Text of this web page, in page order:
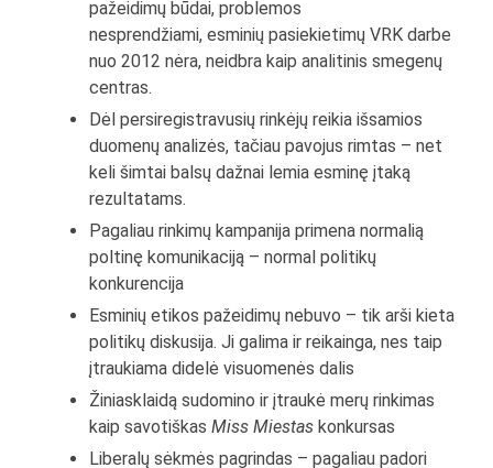
pažeidimų būdai, problemos
nesprendžiami, esminių pasiekietimų VRK darbe
nuo 2012 nėra, neidbra kaip analitinis smegenų
centras.
Dėl persiregistravusių rinkėjų reikia išsamios
duomenų analizės, tačiau pavojus rimtas – net
keli šimtai balsų dažnai lemia esminę įtaką
rezultatams.
Pagaliau rinkimų kampanija primena normalią
poltinę komunikaciją – normal politikų
konkurencija
Esminių etikos pažeidimų nebuvo – tik arši kieta
politikų diskusija. Ji galima ir reikainga, nes taip
įtraukiama didelė visuomenės dalis
Žiniasklaidą sudomino ir įtraukė merų rinkimas
kaip savotiškasMiss Miestas konkursas
Liberalų sėkmės pagrindas – pagaliau padori